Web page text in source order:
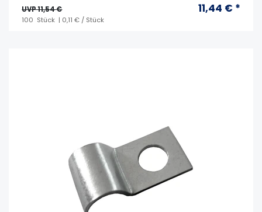
UVP 11,54 € 11,44 € *
100 Stück | 0,11 € / Stück